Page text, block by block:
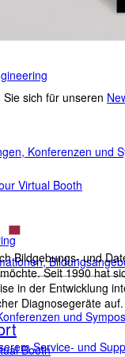
Konferenzen und
Virtual Booth
Service- und
sich für unseren
und
Booth
Bildgebungs- und
Seit 1990 hat
in der Entwicklung
Diagnosegeräte auf.